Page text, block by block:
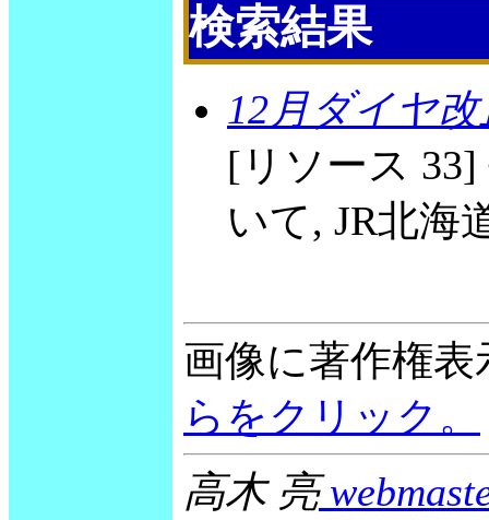
検索結果
12月ダイヤ
[リソース
いて, JR北海
画像に著作権
らをクリック。
高木 亮